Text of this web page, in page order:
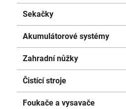
Sekačky
Akumulátorové systémy
Zahradní nůžky
Čistící stroje
Foukače a vysavače